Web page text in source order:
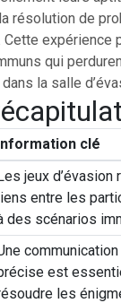
résolution de
expérience
qui
la salle
clé
jeux d’évasion
entre les
des scénarios
est
les